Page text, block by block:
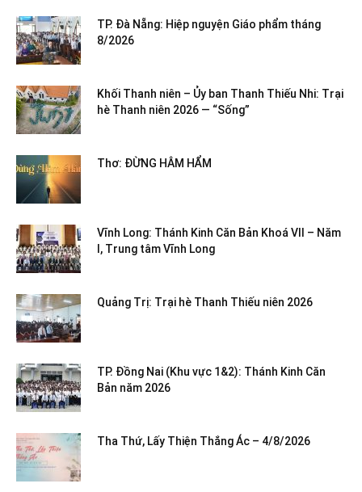
TP. Đà Nẵng: Hiệp nguyện Giáo phẩm tháng
8/2026
Khối Thanh niên – Ủy ban Thanh Thiếu Nhi: Trại
hè Thanh niên 2026 — “Sống”
Thơ: ĐỪNG HÂM HẨM
Vĩnh Long: Thánh Kinh Căn Bản Khoá VII – Năm
I, Trung tâm Vĩnh Long
Quảng Trị: Trại hè Thanh Thiếu niên 2026
TP. Đồng Nai (Khu vực 1&2): Thánh Kinh Căn
Bản năm 2026
Tha Thứ, Lấy Thiện Thắng Ác – 4/8/2026